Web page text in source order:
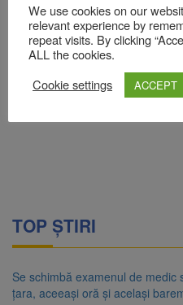
TOP ȘTIRI
Se schimbă examenul de
țara, aceeași oră și același
We use cookies on our
relevant experience by
repeat visits. By clicking
ALL the cookies.
Cookie settings
ACCEPT